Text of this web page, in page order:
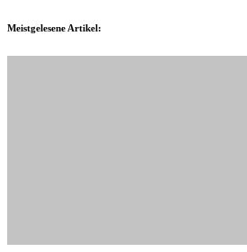
Meistgelesene Artikel: